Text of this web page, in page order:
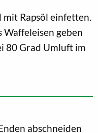
mit Rapsöl einfetten.
Waffeleisen geben
80 Grad Umluft im
abschneiden